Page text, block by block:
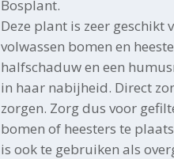
Bosplant.
Deze plant is zeer
volwassen bomen en
halfschaduw en een
in haar nabijheid. Direct
zorgen. Zorg dus voor
bomen of heesters te
is ook te gebruiken als